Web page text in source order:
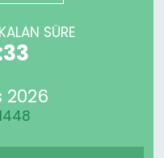
SÜRE
2026